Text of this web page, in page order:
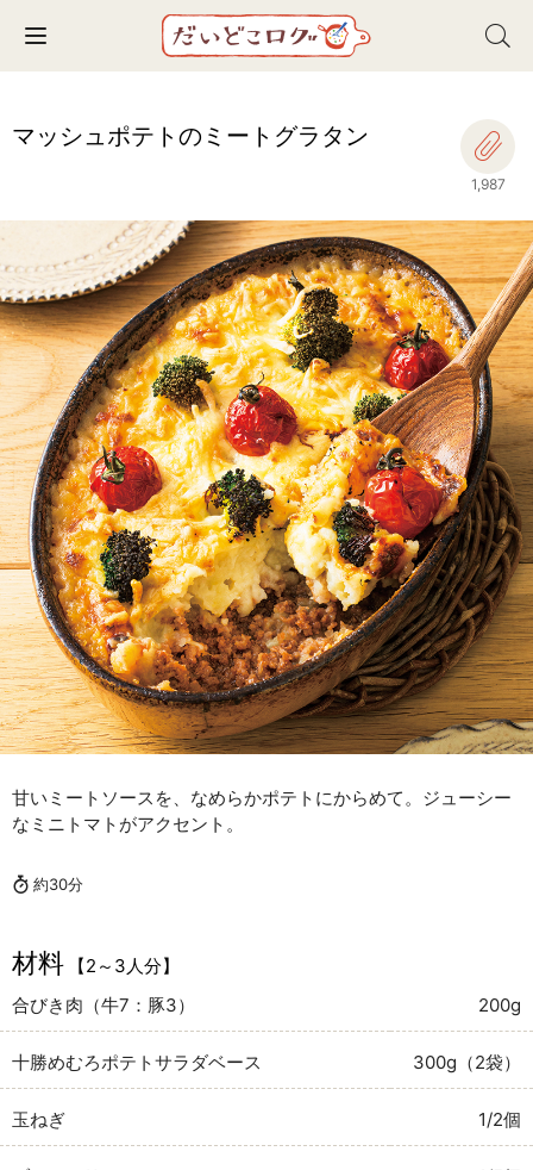
Toggle navigation
マッシュポテトのミートグラタン
1,987
甘いミートソースを、なめらかポテトにからめて。ジューシー
なミニトマトがアクセント。
約30分
材料
【2～3人分】
合びき肉（牛7：豚3）
200g
十勝めむろポテトサラダベース 300g（2袋）
玉ねぎ 1/2個